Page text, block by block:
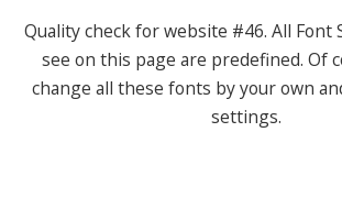
Quality check for website #46. All Font
see on this page are predefined. Of
change all these fonts by your own
settings.